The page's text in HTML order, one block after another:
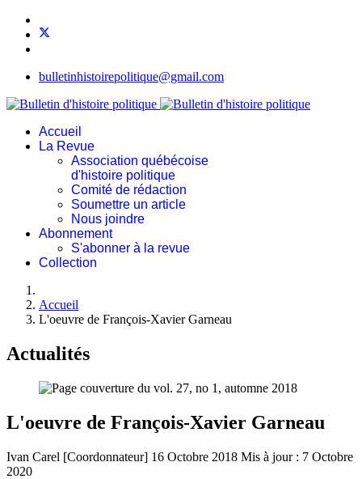
bulletinhistoirepolitique@gmail.com
Accueil
La Revue
Association québécoise
d'histoire politique
Comité de rédaction
Soumettre un article
Nous joindre
Abonnement
S'abonner à la revue
Collection
Accueil
L'oeuvre de François-Xavier Garneau
Actualités
L'oeuvre de François-Xavier Garneau
Ivan Carel [Coordonnateur] 16 Octobre 2018 Mis à jour : 7 Octobre
2020